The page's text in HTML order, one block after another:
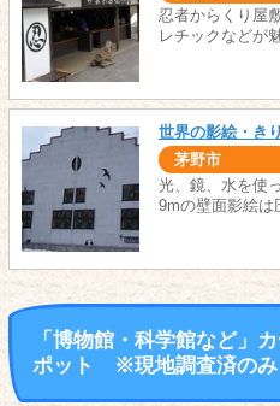
忍者からくり屋
レチックなどが
世界の影絵・き
茅野市
光、鏡、水を使
9mの壁面影絵は
「博物館・科学館など」
ポット ※現地調査済のみ